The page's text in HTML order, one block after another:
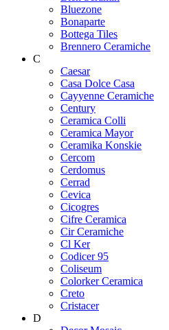
Bluezone
Bonaparte
Bottega Tiles
Brennero Ceramiche
C
Caesar
Casa Dolce Casa
Cayyenne Ceramiche
Century
Ceramica Colli
Ceramica Mayor
Ceramika Konskie
Cercom
Cerdomus
Cerrad
Cevica
Cicogres
Cifre Ceramica
Cir Ceramiche
Cl Ker
Codicer 95
Coliseum
Colorker Ceramica
Creto
Cristacer
D